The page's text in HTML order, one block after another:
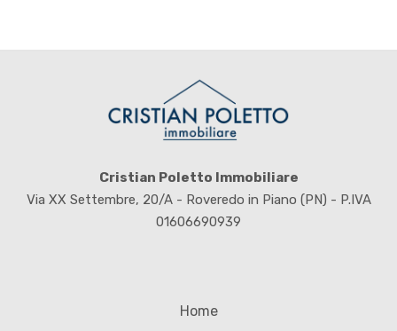
Cristian Poletto Immobiliare
Via XX Settembre, 20/A - Roveredo in Piano (PN) - P.IVA
01606690939
Home